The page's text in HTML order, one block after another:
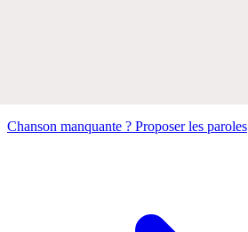
Chanson manquante ? Proposer les paroles